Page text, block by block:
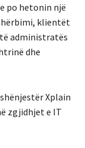
po hetonin një
klientët
administratës
dhe
Xplain
zgjidhjet e IT